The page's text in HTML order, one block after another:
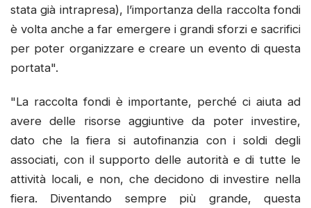
stata già intrapresa), l’importanza della raccolta fondi
è volta anche a far emergere i grandi sforzi e sacrifici
per poter organizzare e creare un evento di questa
portata".
"La raccolta fondi è importante, perché ci aiuta ad
avere delle risorse aggiuntive da poter investire,
dato che la fiera si autofinanzia con i soldi degli
associati, con il supporto delle autorità e di tutte le
attività locali, e non, che decidono di investire nella
fiera. Diventando sempre più grande, questa